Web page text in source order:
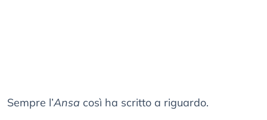
Sempre l’Ansa così ha scritto a riguardo.